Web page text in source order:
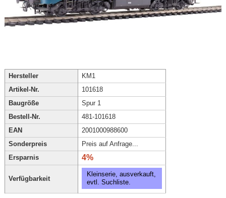
Hersteller
KM1
Artikel-Nr.
101618
Baugröße
Spur 1
Bestell-Nr.
481-101618
EAN
2001000988600
Sonderpreis
Preis auf Anfrage...
Ersparnis
4%
Verfügbarkeit
Kleinserie, ausverkauft,
evtl. Suchliste.